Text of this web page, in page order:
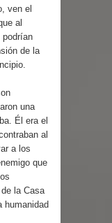
ven el
al
podrían
de la
una
Él era el
al
a los
que
la Casa
humanidad